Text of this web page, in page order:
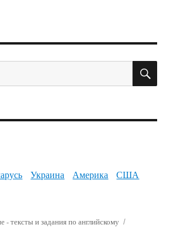
Украина Америка США
- тексты и задания по английскому